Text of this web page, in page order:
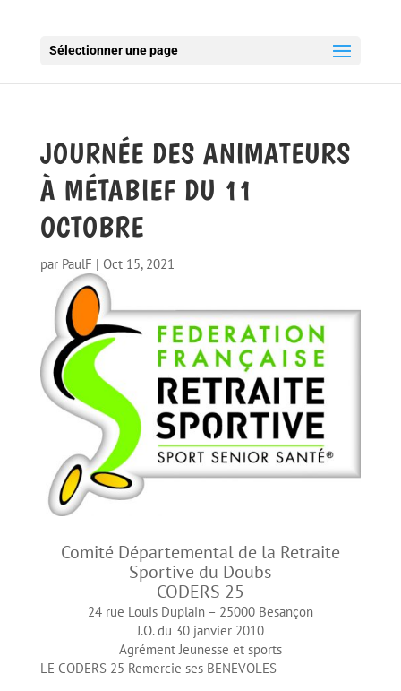
Sélectionner une page
JOURNÉE DES ANIMATEURS
À MÉTABIEF DU 11
OCTOBRE
par PaulF | Oct 15, 2021
Comité Départemental de la Retraite
Sportive du Doubs
CODERS 25
24 rue Louis Duplain – 25000 Besançon
J.O. du 30 janvier 2010
Agrément Jeunesse et sports
LE CODERS 25 Remercie ses BENEVOLES